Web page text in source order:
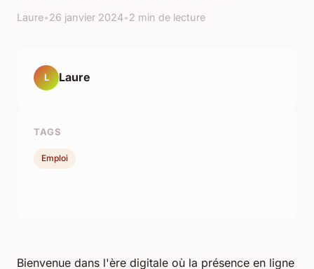
Laure•26 janvier 2024•2 min de lecture
Bienvenue dans l'ère digitale où la présence en ligne
L Laure
TAGS
Emploi